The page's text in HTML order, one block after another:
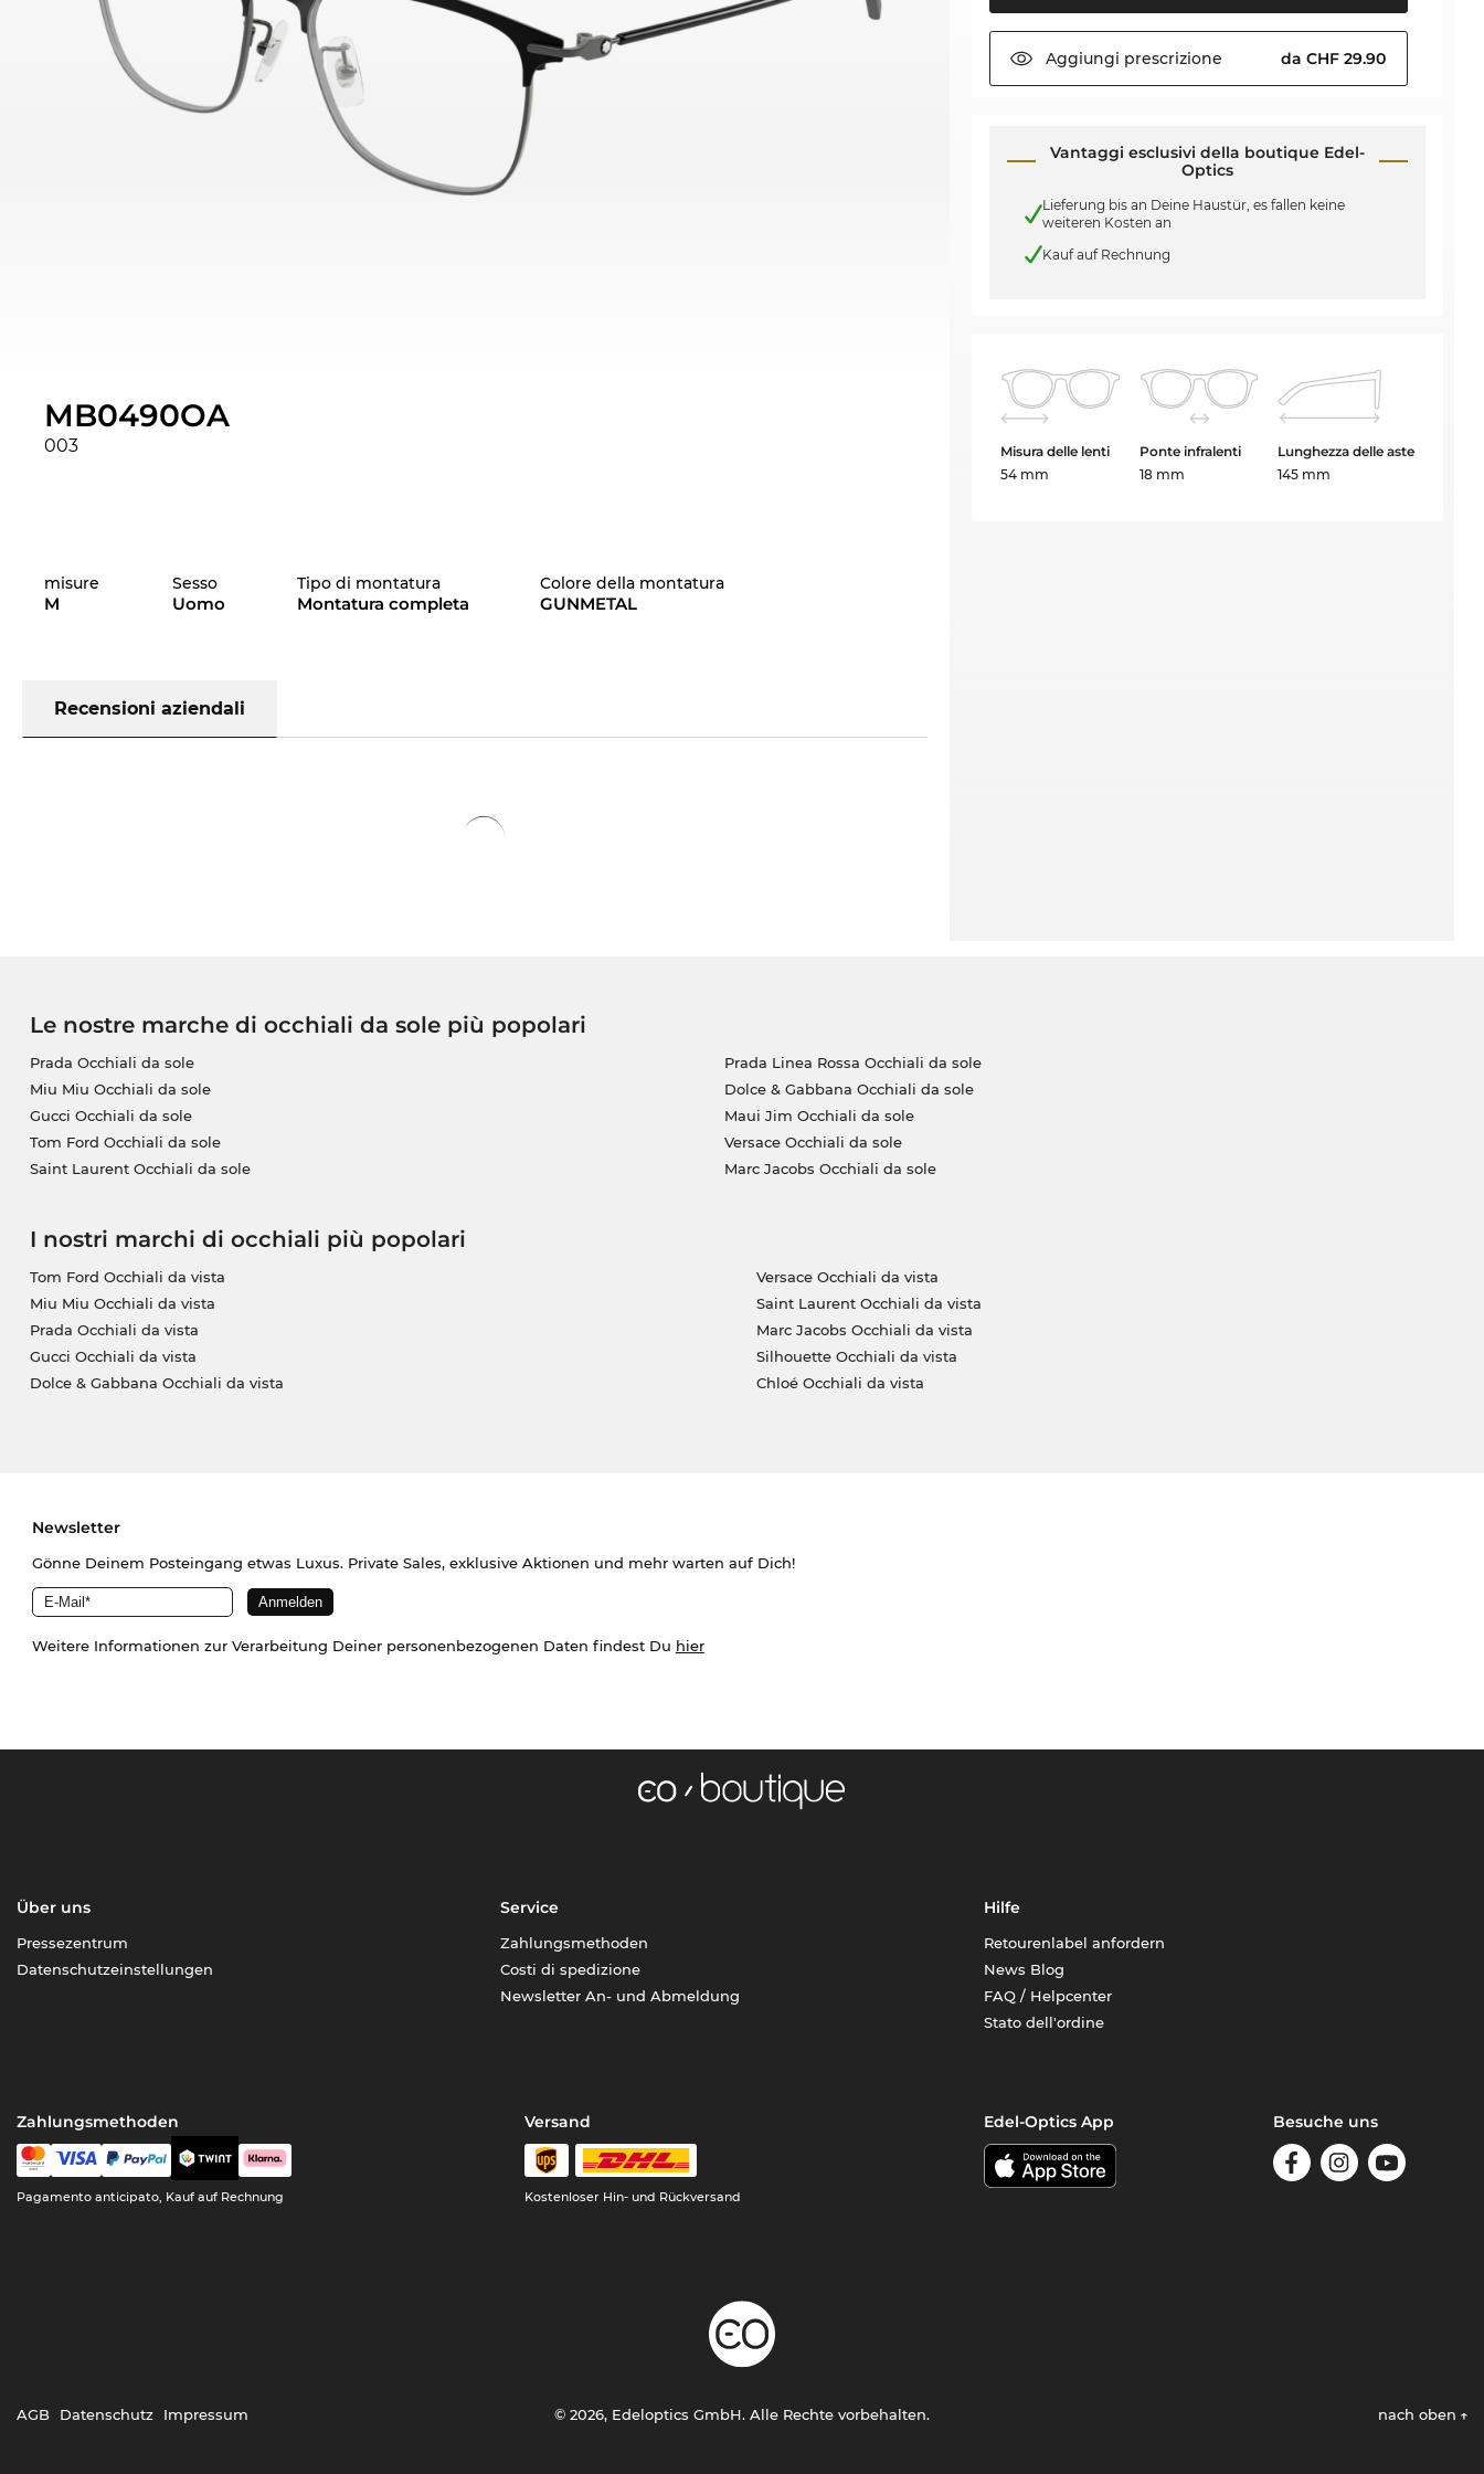
MB0490OA
003
misure
M
Sesso
Uomo
Tipo di montatura
Montatura completa
Colore della montatura
GUNMETAL
Recensioni aziendali
Aggiungi prescrizione da CHF 29.90
Vantaggi esclusivi della boutique Edel-
Optics
Lieferung bis an Deine Haustür, es fallen keine
weiteren Kosten an
Kauf auf Rechnung
Misura delle lenti
54 mm
Ponte infralenti
18 mm
Lunghezza delle aste
145 mm
Le nostre marche di occhiali da sole più popolari
Prada Occhiali da sole
Miu Miu Occhiali da sole
Gucci Occhiali da sole
Tom Ford Occhiali da sole
Saint Laurent Occhiali da sole
Prada Linea Rossa Occhiali da sole
Dolce & Gabbana Occhiali da sole
Maui Jim Occhiali da sole
Versace Occhiali da sole
Marc Jacobs Occhiali da sole
I nostri marchi di occhiali più popolari
Tom Ford Occhiali da vista
Miu Miu Occhiali da vista
Prada Occhiali da vista
Gucci Occhiali da vista
Dolce & Gabbana Occhiali da vista
Versace Occhiali da vista
Saint Laurent Occhiali da vista
Marc Jacobs Occhiali da vista
Silhouette Occhiali da vista
Chloé Occhiali da vista
Newsletter
Gönne Deinem Posteingang etwas Luxus. Private Sales, exklusive Aktionen und mehr warten auf Dich!
Weitere Informationen zur Verarbeitung Deiner personenbezogenen Daten findest Du hier
Über uns
Pressezentrum
Datenschutzeinstellungen
Service
Zahlungsmethoden
Costi di spedizione
Newsletter An- und Abmeldung
Hilfe
Retourenlabel anfordern
News Blog
FAQ / Helpcenter
Stato dell'ordine
Zahlungsmethoden
Pagamento anticipato, Kauf auf Rechnung
Versand
Kostenloser Hin- und Rückversand
Edel-Optics App Besuche uns
AGB Datenschutz Impressum © 2026, Edeloptics GmbH. Alle Rechte vorbehalten. nach oben